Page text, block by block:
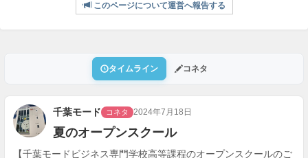
このページについて運営へ報告する
タイムライン コネタ